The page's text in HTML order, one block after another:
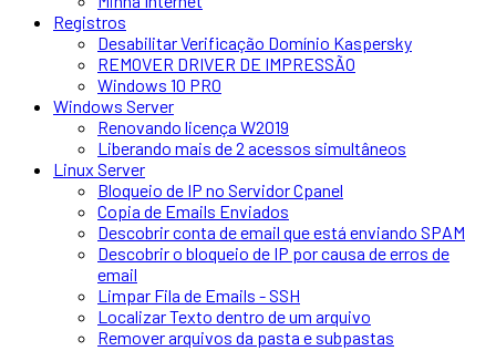
Registros
Desabilitar Verificação Domínio Kaspersky
REMOVER DRIVER DE IMPRESSÃO
Windows 10 PRO
Windows Server
Renovando licença W2019
Liberando mais de 2 acessos simultâneos
Linux Server
Bloqueio de IP no Servidor Cpanel
Copia de Emails Enviados
Descobrir conta de email que está enviando SPAM
Descobrir o bloqueio de IP por causa de erros de
email
Limpar Fila de Emails - SSH
Localizar Texto dentro de um arquivo
Remover arquivos da pasta e subpastas